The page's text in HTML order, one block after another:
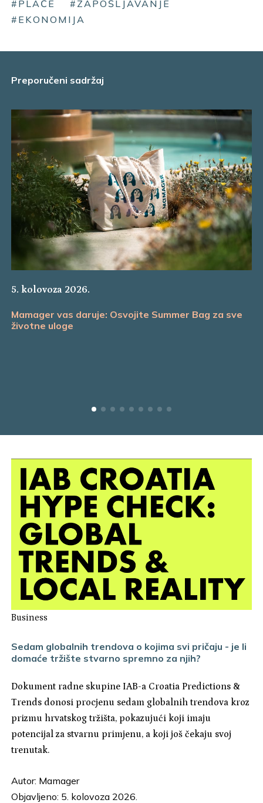
#PLAĆE
#ZAPOŠLJAVANJE
#EKONOMIJA
Preporučeni sadržaj
5. kolovoza 2026.
Mamager vas daruje: Osvojite Summer Bag za sve
životne uloge
Business
Sedam globalnih trendova o kojima svi pričaju - je li
domaće tržište stvarno spremno za njih?
Dokument radne skupine IAB-a Croatia Predictions &
Trends donosi procjenu sedam globalnih trendova kroz
prizmu hrvatskog tržišta, pokazujući koji imaju
potencijal za stvarnu primjenu, a koji još čekaju svoj
trenutak.
Autor: Mamager
Objavljeno: 5. kolovoza 2026.